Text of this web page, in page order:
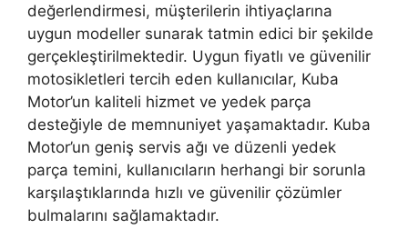
değerlendirmesi, müşterilerin ihtiyaçlarına
uygun modeller sunarak tatmin edici bir şekilde
gerçekleştirilmektedir. Uygun fiyatlı ve güvenilir
motosikletleri tercih eden kullanıcılar, Kuba
Motor’un kaliteli hizmet ve yedek parça
desteğiyle de memnuniyet yaşamaktadır. Kuba
Motor’un geniş servis ağı ve düzenli yedek
parça temini, kullanıcıların herhangi bir sorunla
karşılaştıklarında hızlı ve güvenilir çözümler
bulmalarını sağlamaktadır.